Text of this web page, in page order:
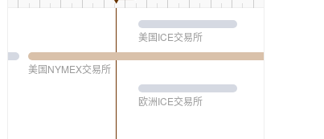
美国ICE交易所
美国NYMEX交易所
欧洲ICE交易所